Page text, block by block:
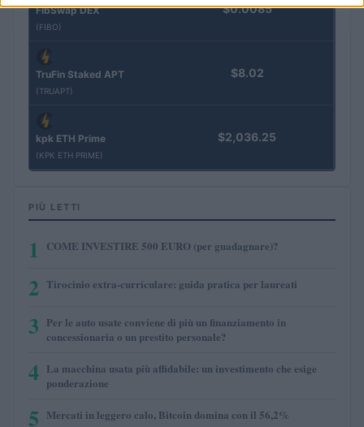
FibSwap DEX
(FIBO)
$0.0085
TruFin Staked APT
(TRUAPT)
$8.02
kpk ETH Prime
(KPK ETH PRIME)
$2,036.25
PIÙ LETTI
1 COME INVESTIRE 500 EURO (per guadagnare)?
2 Tirocinio extra-curriculare: guida pratica per laureati
3 Per le auto usate conviene di più un finanziamento in
concessionaria o un prestito personale?
4 La macchina usata più affidabile: un investimento che esige
ponderazione
5 Mercati in leggero calo, Bitcoin domina con il 56,2%